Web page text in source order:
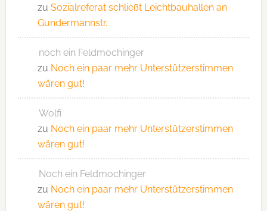
zu Sozialreferat schließt Leichtbauhallen an
Gundermannstr.
noch ein Feldmochinger
zu Noch ein paar mehr Unterstützerstimmen
wären gut!
Wolfi
zu Noch ein paar mehr Unterstützerstimmen
wären gut!
Noch ein Feldmochinger
zu Noch ein paar mehr Unterstützerstimmen
wären gut!